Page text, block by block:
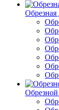
Обрезная
Обрезной